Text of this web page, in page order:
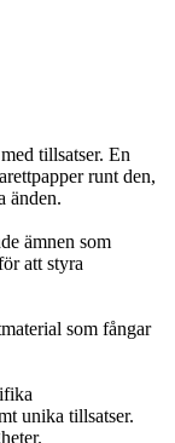
tillsatser. En
runt den,
änden.
ämnen som
att styra
som fångar
unika tillsatser.